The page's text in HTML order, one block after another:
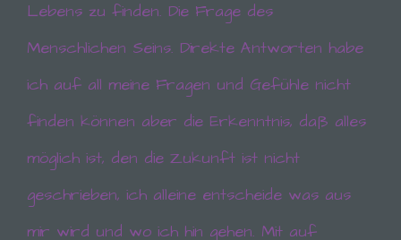
Lebens zu finden. Die Frage des
Menschlichen Seins. Direkte Antworten habe
ich auf all meine Fragen und Gefühle nicht
finden können aber die Erkenntnis, daß alles
möglich ist, den die Zukunft ist nicht
geschrieben, ich alleine entscheide was aus
mir wird und wo ich hin gehen. Mit auf
Cookies / SessionStorage / LocalStorage
genannte Cookies, LocalStorage und
nutzerfreundlicher, effektiver und sicherer zu
eine Technologie, mit welcher ihr Browser Daten
abspeichert. Cookies sind Textdateien, welche
Computersystem abgelegt und gespeichert
LocalStorage und SessionStorage durch